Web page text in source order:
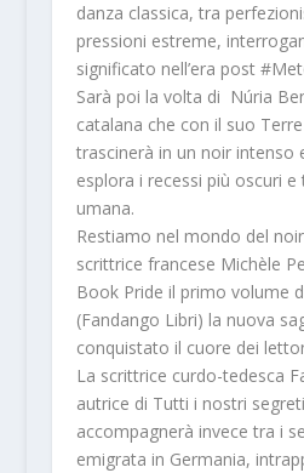
danza classica, tra
pressioni estreme,
significato nell’era post
Sarà poi la volta di Núria
catalana che con il suo
trascinerà in un noir intenso
esplora i recessi più oscuri
umana.
Restiamo nel mondo del
scrittrice francese Michèle
Book Pride il primo volume
(Fandango Libri) la nuova
conquistato il cuore dei
La scrittrice curdo-tedesca
autrice di Tutti i nostri segreti
accompagnerà invece tra i
emigrata in Germania,